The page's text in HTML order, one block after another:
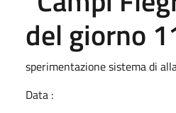
del giorno
sperimentazione sistema di
Data :